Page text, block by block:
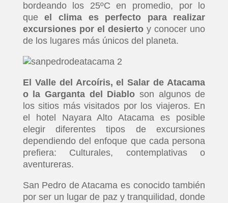
bordeando los 25ºC en promedio, por lo
queel clima es perfecto para realizar
excursiones por el desierto y conocer uno
de los lugares más únicos del planeta.
El Valle del Arcoíris, el Salar de Atacama
o la Garganta del Diablo son algunos de
los sitios más visitados por los viajeros. En
el hotel Nayara Alto Atacama es posible
elegir diferentes tipos de excursiones
dependiendo del enfoque que cada persona
prefiera: Culturales, contemplativas o
aventureras.
San Pedro de Atacama es conocido también
por ser un lugar de paz y tranquilidad, donde